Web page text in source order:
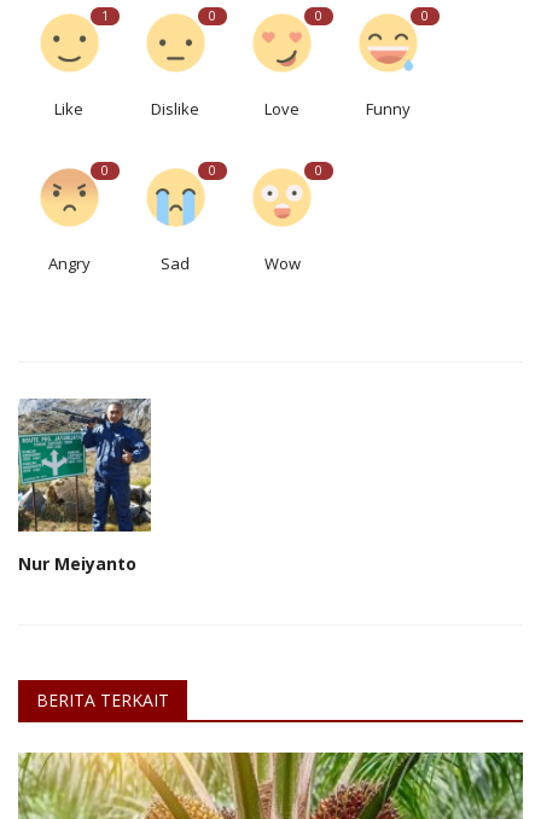
1
Like
0
Dislike
0
Love
0
Funny
0
Angry
0
Sad
0
Wow
Nur Meiyanto
BERITA TERKAIT